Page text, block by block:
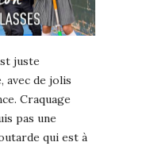
juste
avec de jolis
Craquage
pas une
qui est à